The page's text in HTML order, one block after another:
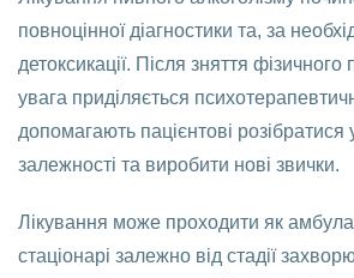
повноцінної діагностики та, за
детоксикації. Після зняття фізичного
увага приділяється
допомагають пацієнтові розібратися
залежності та виробити нові звички.
Лікування може проходити як
стаціонарі залежно від стадії